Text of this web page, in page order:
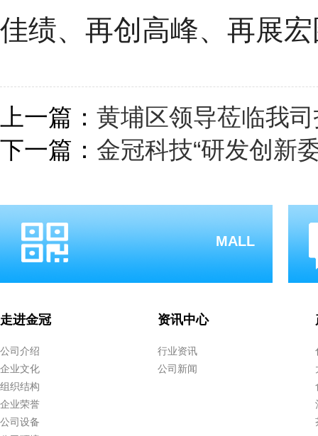
佳绩、再创高峰、再展
上一篇： 黄埔区领导莅临我
下一篇： 金冠科技“研发创新
MALL
走进金冠
公司介绍
企业文化
组织结构
企业荣誉
公司设备
资讯中心
行业资讯
公司新闻